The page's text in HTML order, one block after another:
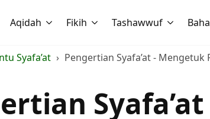
Aqidah Fikih Tashawwuf
Syafa’at Pengertian Syafa’at - Mengetuk
Syafa’at